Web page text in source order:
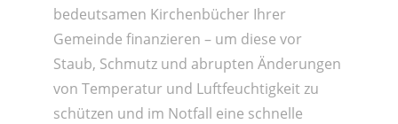
bedeutsamen Kirchenbücher Ihrer
Gemeinde finanzieren – um diese vor
Staub, Schmutz und abrupten Änderungen
von Temperatur und Luftfeuchtigkeit zu
schützen und im Notfall eine schnelle